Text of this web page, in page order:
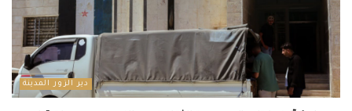
دير الزور المدينة